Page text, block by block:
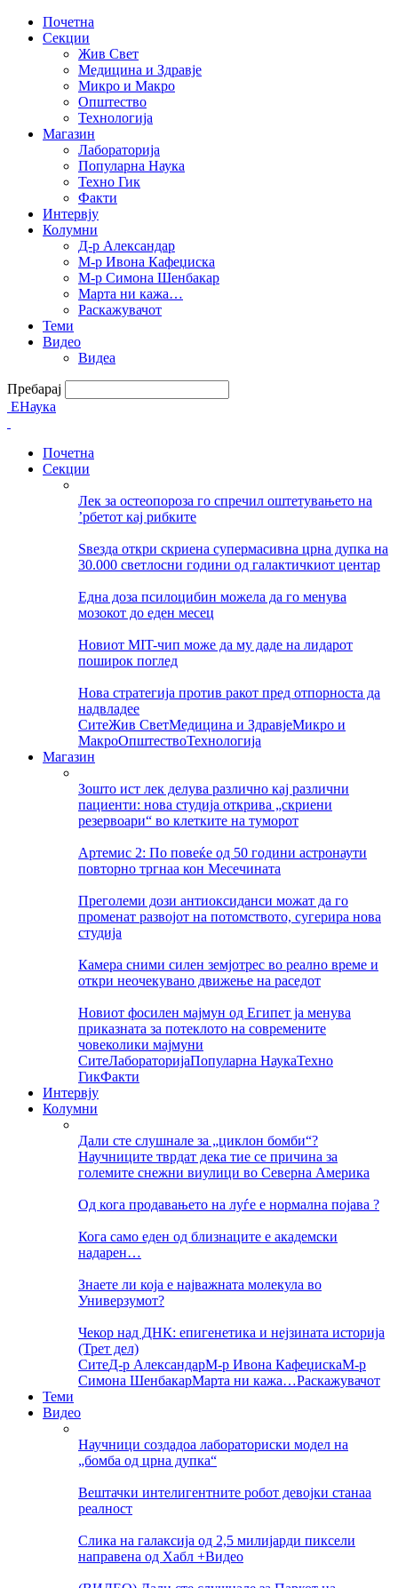
Почетна
Секции
Жив Свет
Медицина и Здравје
Микро и Макро
Општество
Технологија
Магазин
Лабораторија
Популарна Наука
Техно Гик
Факти
Интервју
Колумни
Д-р Александар
М-р Ивона Кафеџиска
М-р Симона Шенбакар
Марта ни кажа…
Раскажувачот
Теми
Видео
Видеа
Пребарај
ЕНаука
Почетна
Секции
Лек за остеопороза го спречил оштетувањето на
’рбетот кај рибките
Ѕвезда откри скриена супермасивна црна дупка на
30.000 светлосни години од галактичкиот центар
Една доза псилоцибин можела да го менува
мозокот до еден месец
Новиот MIT-чип може да му даде на лидарот
поширок поглед
Нова стратегија против ракот пред отпорноста да
надвладее
СитеЖив СветМедицина и ЗдравјеМикро и
МакроОпштествоТехнологија
Магазин
Зошто ист лек делува различно кај различни
пациенти: нова студија открива „скриени
резервоари“ во клетките на туморот
Артемис 2: По повеќе од 50 години астронаути
повторно тргнаа кон Месечината
Преголеми дози антиоксиданси можат да го
променат развојот на потомството, сугерира нова
студија
Камера сними силен земјотрес во реално време и
откри неочекувано движење на раседот
Новиот фосилен мајмун од Египет ја менува
приказната за потеклото на современите
човеколики мајмуни
СитеЛабораторијаПопуларна НаукаТехно
ГикФакти
Интервју
Колумни
Дали сте слушнале за „циклон бомби“?
Научниците тврдат дека тие се причина за
големите снежни виулици во Северна Америка
Од кога продавањето на луѓе е нормална појава ?
Кога само еден од близнаците е академски
надарен…
Знаете ли која е најважната молекула во
Универзумот?
Чекор над ДНК: епигенетика и нејзината историја
(Трет дел)
СитеД-р АлександарМ-р Ивона КафеџискаМ-р
Симона ШенбакарМарта ни кажа…Раскажувачот
Теми
Видео
Научници создадоа лабораториски модел на
„бомба од црна дупка“
Вештачки интелигентните робот девојки станаа
реалност
Слика на галаксија од 2,5 милијарди пиксели
направена од Хабл +Видео